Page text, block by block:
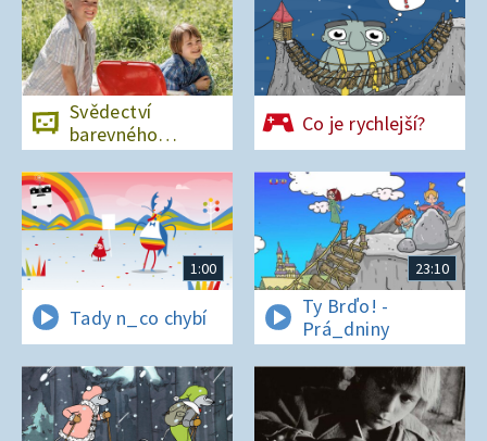
Svědectví
barevného
ostrova
Co je rychlejší?
1:00
Tady n_co chybí
23:10
Ty Brďo! -
Prá_dniny